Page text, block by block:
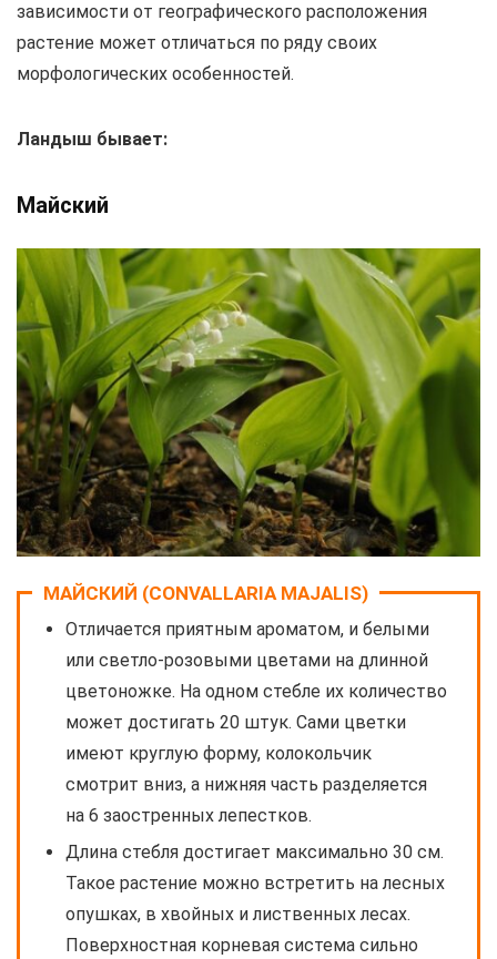
зависимости от географического расположения
растение может отличаться по ряду своих
морфологических особенностей.
Ландыш бывает:
Майский
МАЙСКИЙ (CONVALLARIA MAJALIS)
Отличается приятным ароматом, и белыми
или светло-розовыми цветами на длинной
цветоножке. На одном стебле их количество
может достигать 20 штук. Сами цветки
имеют круглую форму, колокольчик
смотрит вниз, а нижняя часть разделяется
на 6 заостренных лепестков.
Длина стебля достигает максимально 30 см.
Такое растение можно встретить на лесных
опушках, в хвойных и лиственных лесах.
Поверхностная корневая система сильно